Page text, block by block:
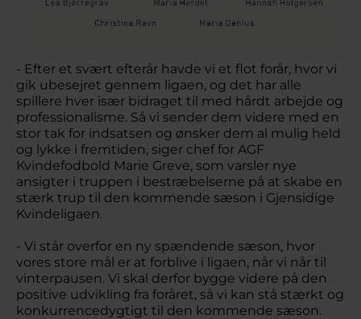
- Efter et svært efterår havde vi et flot forår, hvor vi
gik ubesejret gennem ligaen, og det har alle
spillere hver især bidraget til med hårdt arbejde og
professionalisme. Så vi sender dem videre med en
stor tak for indsatsen og ønsker dem al mulig held
og lykke i fremtiden, siger chef for AGF
Kvindefodbold Marie Greve, som varsler nye
ansigter i truppen i bestræbelserne på at skabe en
stærk trup til den kommende sæson i Gjensidige
Kvindeligaen.
- Vi står overfor en ny spændende sæson, hvor
vores store mål er at forblive i ligaen, når vi når til
vinterpausen. Vi skal derfor bygge videre på den
positive udvikling fra foråret, så vi kan stå stærkt og
konkurrencedygtigt til den kommende sæson.